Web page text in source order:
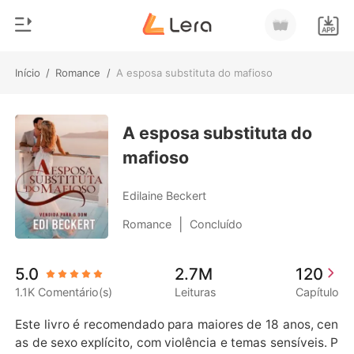
Início / Romance / A esposa substituta do mafioso
Loja
Histórico
Sair
Baixar App
Gênero
Moderno
Lobisomem
Contos
Bilionários
A esposa substituta do
mafioso
Edilaine Beckert
Romance Concluído
5.0
1.1K Comentário(s)
2.7M
Leituras
120
Capítulo
Este livro é recomendado para maiores de 18 anos, cen
as de sexo explícito, com violência e temas sensíveis. P